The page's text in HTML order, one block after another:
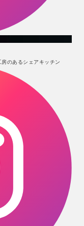
のあるシェアキッチン